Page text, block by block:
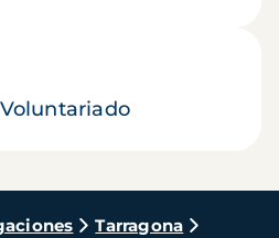
Tarragona